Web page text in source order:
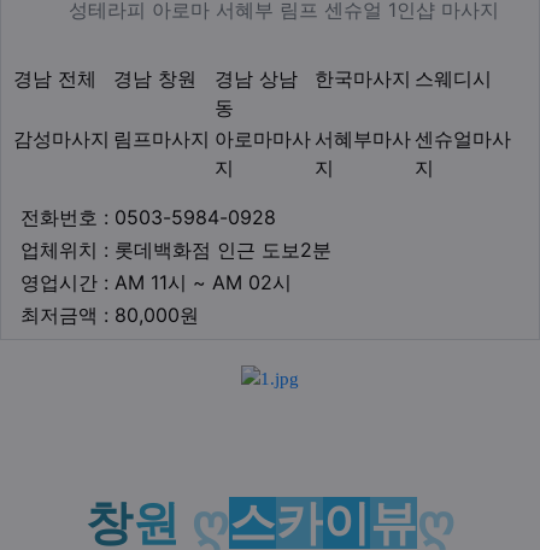
성테라피 아로마 서혜부 림프 센슈얼 1인샵 마사지
경남 전체 경남 창원
경남 상남
동
지역1 한국마사지 스웨디시
감성마사지 림프마사지 아로마마사
지
서혜부마사
지
센슈얼마사
지
테마
전화번호 : 0503-5984-0928
업체위치 : 롯데백화점 인근 도보2분
영업시간 : AM 11시 ~ AM 02시
최저금액 : 80,000원
창원 ღ스카이 뷰ღ